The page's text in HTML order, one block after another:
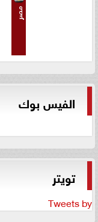
مصر
الفيس بوك
تويتر
Tweets by